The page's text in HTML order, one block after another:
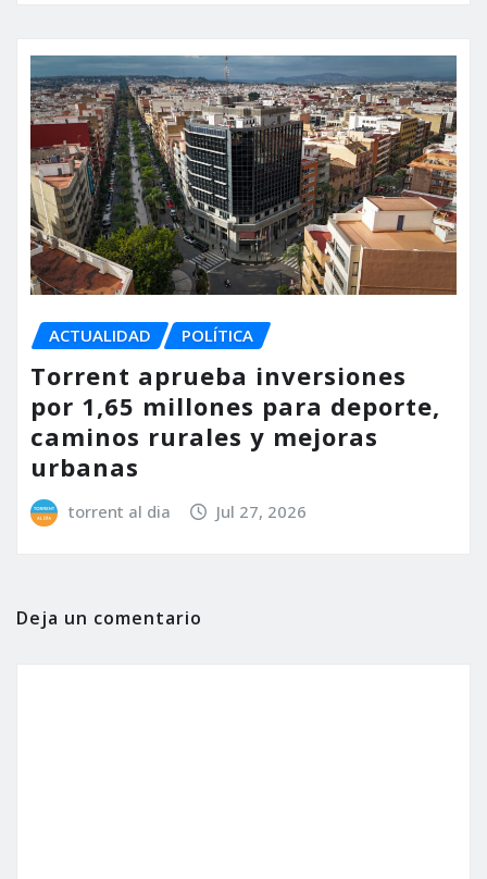
ACTUALIDAD POLÍTICA
Torrent aprueba inversiones
por 1,65 millones para deporte,
caminos rurales y mejoras
urbanas
torrent al dia Jul 27, 2026
Deja un comentario